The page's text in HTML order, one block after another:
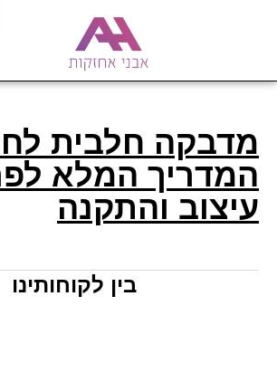
מדבקה חלבית
המדריך המלא
עיצוב והתקנה
בין לקוחותינו